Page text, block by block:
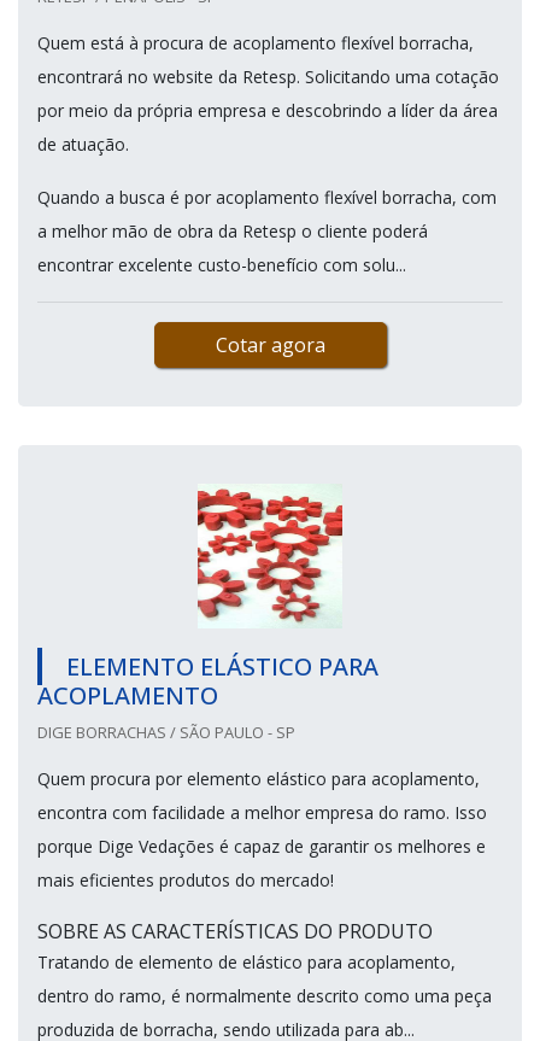
Quem está à procura de acoplamento flexível borracha,
encontrará no website da Retesp. Solicitando uma cotação
por meio da própria empresa e descobrindo a líder da área
de atuação.
Quando a busca é por acoplamento flexível borracha, com
a melhor mão de obra da Retesp o cliente poderá
encontrar excelente custo-benefício com solu...
Cotar agora
ELEMENTO ELÁSTICO PARA
ACOPLAMENTO
DIGE BORRACHAS / SÃO PAULO - SP
Quem procura por elemento elástico para acoplamento,
encontra com facilidade a melhor empresa do ramo. Isso
porque Dige Vedações é capaz de garantir os melhores e
mais eficientes produtos do mercado!
SOBRE AS CARACTERÍSTICAS DO PRODUTO
Tratando de elemento de elástico para acoplamento,
dentro do ramo, é normalmente descrito como uma peça
produzida de borracha, sendo utilizada para ab...